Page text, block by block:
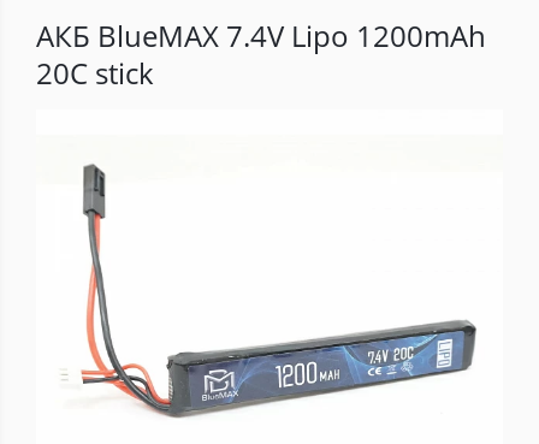
АКБ BlueMAX 7.4V Lipo 1200mAh
20C stick